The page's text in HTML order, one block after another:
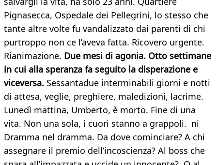
Pignasecca, Ospedale dei Pellegrini, lo stesso che
tante altre volte fu vandalizzato dai parenti di chi
purtroppo non ce l’aveva fatta. Ricovero urgente.
Rianimazione. Due mesi di agonia. Otto settimane
in cui alla speranza fa seguito la disperazione e
viceversa. Sessantadue interminabili giorni e notti
di attesa, veglie, preghiere, maledizioni, lacrime.
Lunedì mattina, Umberto, è morto. Fine di una
vita. Non una sola, i cuori stanno a grappoli. ni
Dramma nel dramma. Da dove cominciare? A chi
assegnare il premio dell’incoscienza? Al boss che